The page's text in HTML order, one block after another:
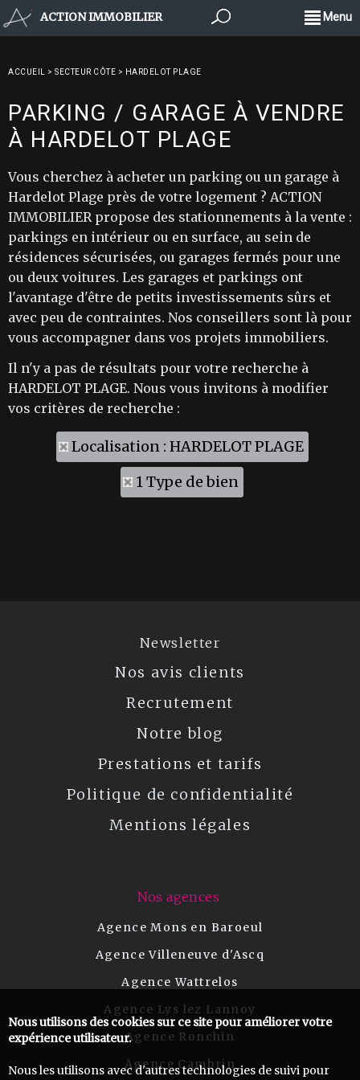
ACTION IMMOBILIER Menu
ACCUEIL > SECTEUR CÔTE > HARDELOT PLAGE
PARKING / GARAGE À VENDRE
À HARDELOT PLAGE
Vous cherchez à acheter un parking ou un garage à
Hardelot Plage près de votre logement ? ACTION
IMMOBILIER propose des stationnements à la vente :
parkings en intérieur ou en surface, au sein de
résidences sécurisées, ou garages fermés pour une
ou deux voitures. Les garages et parkings ont
l'avantage d'être de petits investissements sûrs et
avec peu de contraintes. Nos conseillers sont là pour
vous accompagner dans vos projets immobiliers.
Il n'y a pas de résultats pour votre recherche à
HARDELOT PLAGE. Nous vous invitons à modifier
vos critères de recherche :
Localisation : HARDELOT PLAGE
1 Type de bien
Newsletter
Nos avis clients
Recrutement
Notre blog
Prestations et tarifs
Politique de confidentialité
Mentions légales
Nos agences
Agence Mons en Baroeul
Agence Villeneuve d'Ascq
Agence Wattrelos
Agence Lys lez Lannoy
Agence Ronchin
Agence Cambrin
Nous utilisons des cookies sur ce site pour améliorer votre
expérience utilisateur.
Nous les utilisons avec d'autres technologies de suivi pour